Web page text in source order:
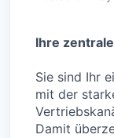
Ihre
Sie sind Ihr
mit der
Damit